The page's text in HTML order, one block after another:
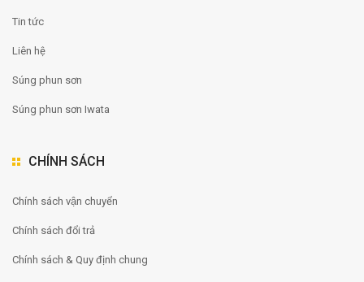
Tin tức
Liên hệ
Súng phun sơn
Súng phun sơn Iwata
CHÍNH SÁCH
Chính sách vận chuyển
Chính sách đổi trả
Chính sách & Quy định chung